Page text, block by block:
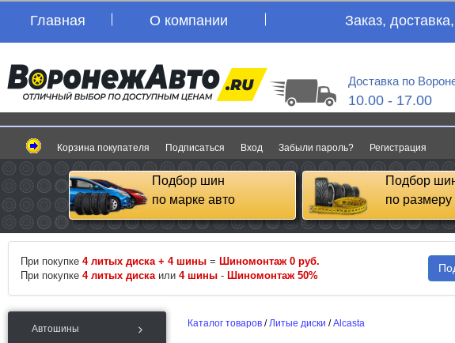
Главная О компании Заказ,
Доставка по
10.00 - 17.00
Корзина покупателя Подписаться Вход Забыли пароль? Регистрация
Подбор шин
по марке авто
Подбор
по размеру
При покупке 4 литых диска + 4 шины = Шиномонтаж 0 руб.
При покупке 4 литых диска или 4 шины - Шиномонтаж 50%
Автошины Каталог товаров /Литые диски /Alcasta